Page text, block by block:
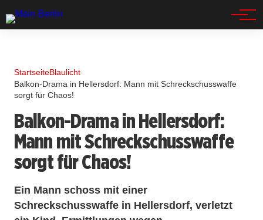
StartseiteBlaulicht
Balkon-Drama in Hellersdorf: Mann mit Schreckschusswaffe
sorgt für Chaos!
Balkon-Drama in Hellersdorf:
Mann mit Schreckschusswaffe
sorgt für Chaos!
Ein Mann schoss mit einer
Schreckschusswaffe in Hellersdorf, verletzt